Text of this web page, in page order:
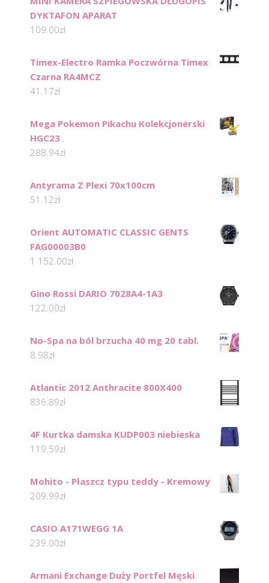
DYKTAFON APARAT
109.00zł
Timex-Electro Ramka Poczwórna Timex
Czarna RA4MCZ
41.17zł
Mega Pokemon Pikachu Kolekcjonerski
HGC23
288.94zł
Antyrama Z Plexi 70x100cm
51.12zł
Orient AUTOMATIC CLASSIC GENTS
FAG00003B0
1 152.00zł
Gino Rossi DARIO 7028A4-1A3
122.00zł
No-Spa na ból brzucha 40 mg 20 tabl.
8.98zł
Atlantic 2012 Anthracite 800X400
836.89zł
4F Kurtka damska KUDP003 niebieska
119.59zł
Mohito - Płaszcz typu teddy - Kremowy
209.99zł
CASIO A171WEGG 1A
239.00zł
Armani Exchange Duży Portfel Męski